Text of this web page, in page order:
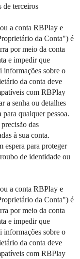
de terceiros
a conta RBPlay e
da Conta") é
por meio da conta
e impedir que
informações sobre o
da conta deve
com RBPlay
a senha ou detalhes
qualquer pessoa.
das
à sua conta.
espera para proteger
de identidade ou
a conta RBPlay e
da Conta") é
por meio da conta
e impedir que
informações sobre o
da conta deve
com RBPlay